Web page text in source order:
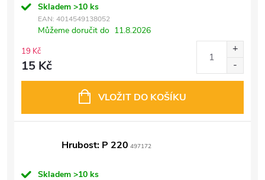
Skladem >10 ks
EAN: 4014549138052
Můžeme doručit do 11.8.2026
19 Kč
15 Kč
VLOŽIT DO KOŠÍKU
Hrubost: P 220 497172
Skladem >10 ks